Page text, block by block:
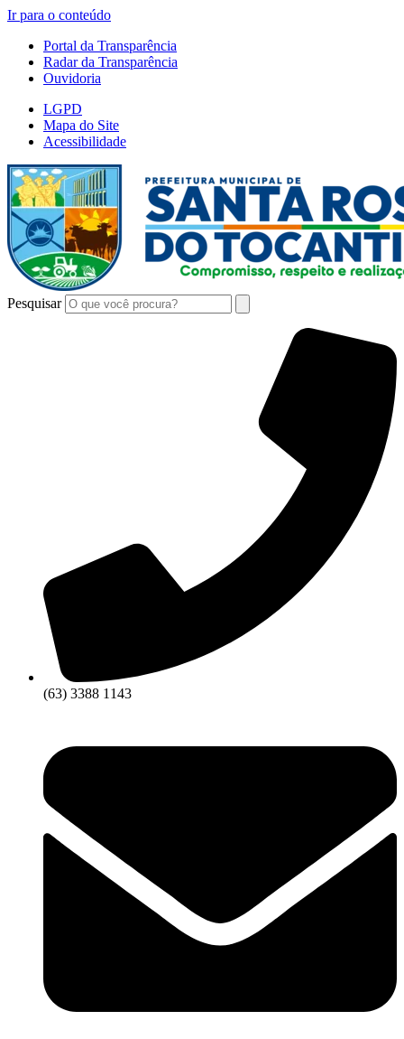
Ir para o conteúdo
Portal da Transparência
Radar da Transparência
Ouvidoria
LGPD
Mapa do Site
Acessibilidade
Pesquisar
(63) 3388 1143